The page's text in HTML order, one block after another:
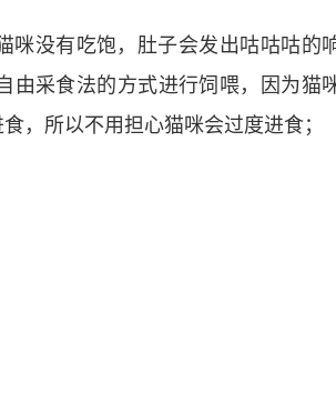
咪没有吃饱，肚子会发出咕咕咕的
由采食法的方式进行饲喂，因为猫
，所以不用担心猫咪会过度进食；